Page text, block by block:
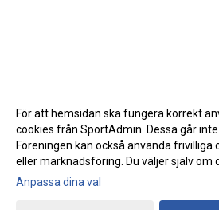
Gå till Webbversion
För att hemsidan ska fungera korrekt
cookies från SportAdmin. Dessa går
Föreningen kan också använda frivilliga
eller marknadsföring. Du väljer själv om
Anpassa dina val